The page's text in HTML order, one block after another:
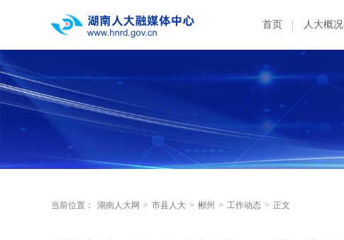
首页 人大概况
当前位置： 湖南人大网 > 市县人大 > 郴州 > 工作动态 > 正文